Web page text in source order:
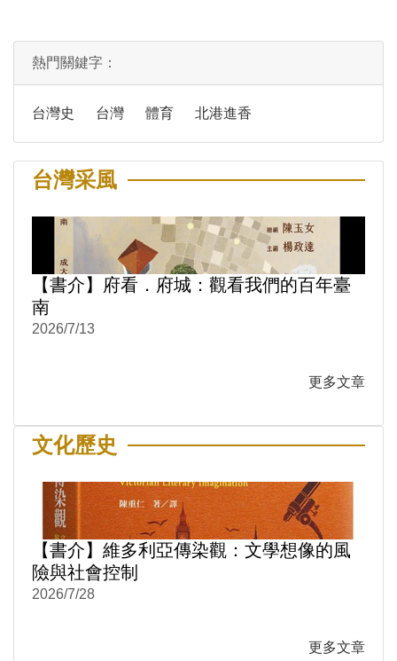
熱門關鍵字：
台灣史 台灣 體育 北港進香
台灣采風
【書介】府看．府城：觀看我們的百年臺
南
2026/7/13
更多文章
文化歷史
【書介】維多利亞傳染觀：文學想像的風
險與社會控制
2026/7/28
更多文章